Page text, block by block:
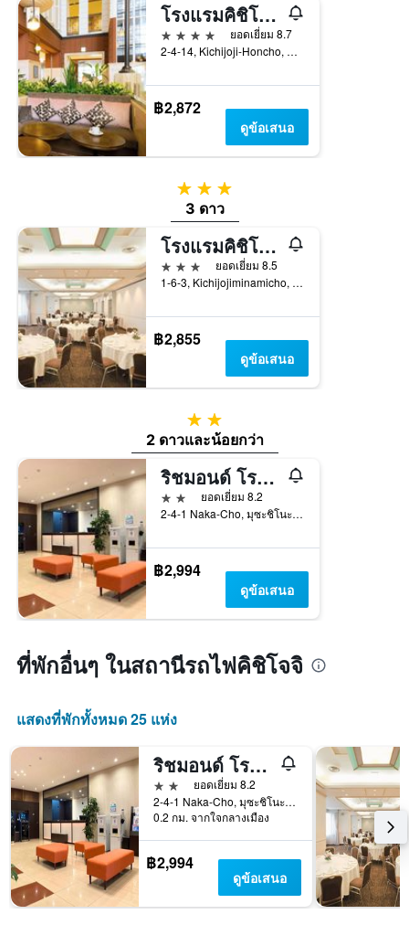
โรงแรมคิชิโจจิเอ็กเซลโตเกียว
4 ดาว
ยอดเยี่ยม 8.7
2-4-14, Kichijoji-Honcho, มุซะชิโนะ, ญี่ปุ่น
฿2,872
ดูข้อเสนอ
3 ดาว
3 ดาว
โรงแรมคิชิโจจิ โตเกียว เร
3 ดาว
ยอดเยี่ยม 8.5
1-6-3, Kichijojiminamicho, มุซะชิโนะ, ญี่ปุ่น
฿2,855
ดูข้อเสนอ
2 ดาว
2 ดาวและน้อยกว่า
ริชมอนด์ โรงแรม โตเกียว มูซาชิโน
2 ดาว
ยอดเยี่ยม 8.2
2-4-1 Naka-Cho, มุซะชิโนะ, ญี่ปุ่น
฿2,994
ดูข้อเสนอ
ที่พักอื่นๆ ในสถานีรถไฟคิชิโจจิ
แสดงที่พักทั้งหมด 25 แห่ง
ริชมอนด์ โรงแรม โตเกียว มูซาชิโน
2 ดาว
ยอดเยี่ยม 8.2
2-4-1 Naka-Cho, มุซะชิโนะ, ญี่ปุ่น
0.2 กม. จากใจกลางเมือง
฿2,994
ดูข้อเสนอ